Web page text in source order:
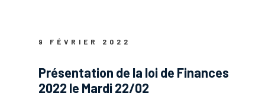
9 FÉVRIER 2022
Présentation de la loi de Finances
2022 le Mardi 22/02